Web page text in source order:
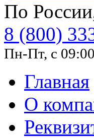
По
8 (800)
Пн-Пт, с
Главная
О